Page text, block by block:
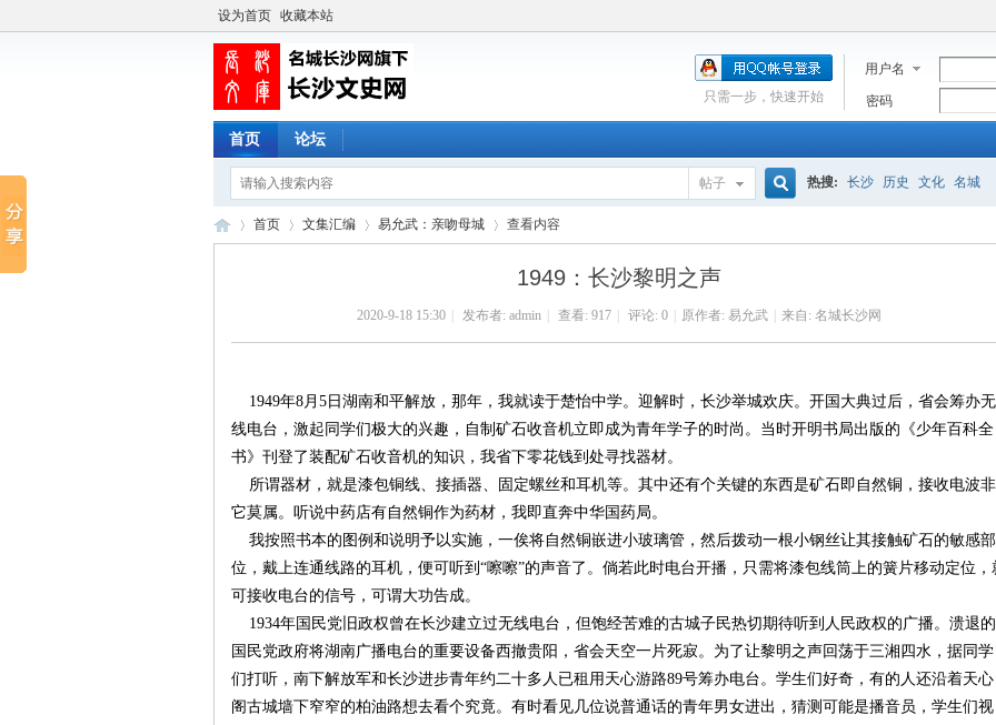
设为首页 收藏本站
用户名
密码
只需一步，快速开始
首页 论坛
帖子
索
热搜: 长沙 历史 文化 名城
首页 文集汇编
›
易允武：亲吻母城
›
查看内容
1949：长沙黎明之声
2020-9-18 15:30 发布者: admin 查看: 917 评论: 0 原作者: 易允武 来自: 名城长沙网
1949年8月5日湖南和平解放，那年，我就读于楚怡中学。迎解时，长沙举城欢庆。开国大典过后，省会筹办无
线电台，激起同学们极大的兴趣，自制矿石收音机立即成为青年学子的时尚。当时开明书局出版的《少年百科全
书》刊登了装配矿石收音机的知识，我省下零花钱到处寻找器材。
所谓器材，就是漆包铜线、接插器、固定螺丝和耳机等。其中还有个关键的东西是矿石即自然铜，接收电波非
它莫属。听说中药店有自然铜作为药材，我即直奔中华国药局。
我按照书本的图例和说明予以实施，一俟将自然铜嵌进小玻璃管，然后拨动一根小钢丝让其接触矿石的敏感部
位，戴上连通线路的耳机，便可听到“嚓嚓”的声音了。倘若此时电台开播，只需将漆包线筒上的簧片移动定位，
可接收电台的信号，可谓大功告成。
1934年国民党旧政权曾在长沙建立过无线电台，但饱经苦难的古城子民热切期待听到人民政权的广播。溃退的
国民党政府将湖南广播电台的重要设备西撤贵阳，省会天空一片死寂。为了让黎明之声回荡于三湘四水，据同学
们打听，南下解放军和长沙进步青年约二十多人已租用天心游路89号筹办电台。学生们好奇，有的人还沿着天心
阁古城墙下窄窄的柏油路想去看个究竟。有时看见几位说普通话的青年男女进出，猜测可能是播音员，学生们视